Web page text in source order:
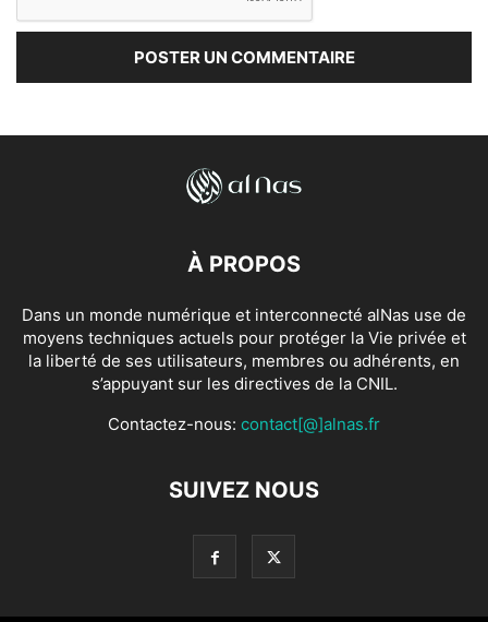
À PROPOS
Dans un monde numérique et interconnecté alNas use de
moyens techniques actuels pour protéger la Vie privée et
la liberté de ses utilisateurs, membres ou adhérents, en
s’appuyant sur les directives de la CNIL.
Contactez-nous: contact[@]alnas.fr
SUIVEZ NOUS